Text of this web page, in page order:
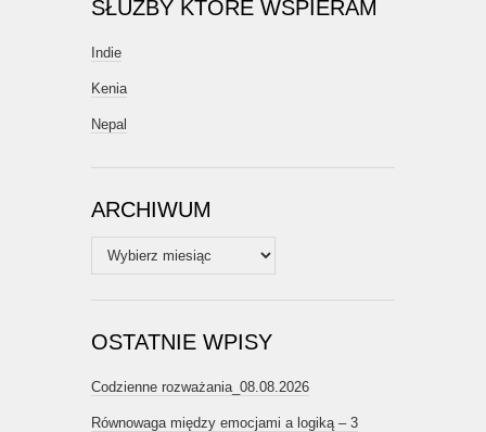
SŁUŻBY KTÓRE WSPIERAM
Indie
Kenia
Nepal
ARCHIWUM
Archiwum
OSTATNIE WPISY
Codzienne rozważania_08.08.2026
Równowaga między emocjami a logiką – 3